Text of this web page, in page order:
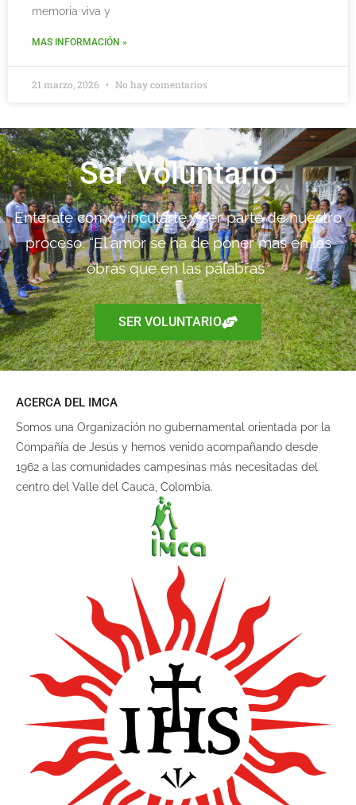
memoria viva y
MAS INFORMACIÓN »
21 marzo, 2026 No hay comentarios
Ser Voluntario
Enterate como vincularte y ser parte de nuestro
proceso. “El amor se ha de poner más en las
obras que en las palabras”
SER VOLUNTARIO
ACERCA DEL IMCA
Somos una Organización no gubernamental orientada por la
Compañía de Jesús y hemos venido acompañando desde
1962 a las comunidades campesinas más necesitadas del
centro del Valle del Cauca, Colombia.